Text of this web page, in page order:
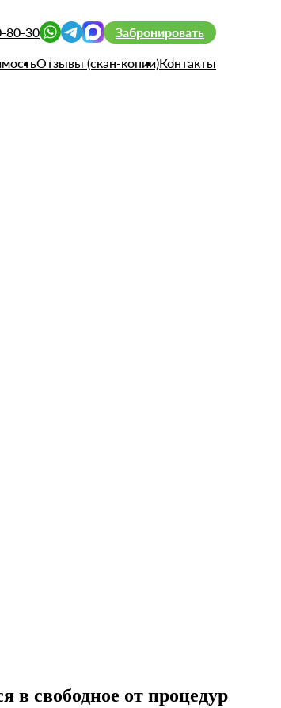
80-30 Забронировать
Отзывы (скан-копии)Контакты
в свободное от процедур